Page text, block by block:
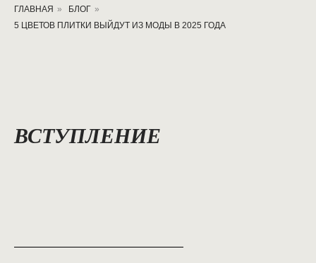
ГЛАВНАЯ » БЛОГ »
5 ЦВЕТОВ ПЛИТКИ ВЫЙДУТ ИЗ МОДЫ В 2025 ГОДА
ВСТУПЛЕНИЕ